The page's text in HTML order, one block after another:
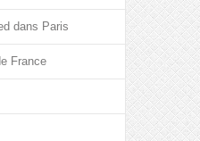
dans Paris
France